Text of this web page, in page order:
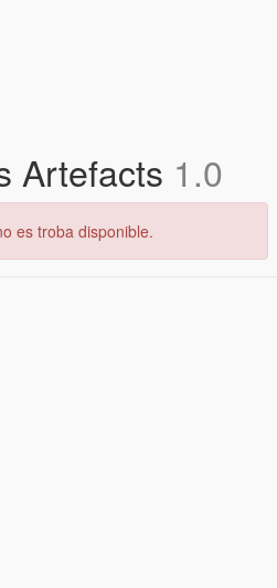
Artefacts 1.0
es troba disponible.